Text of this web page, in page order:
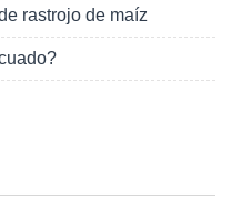
rastrojo de maíz